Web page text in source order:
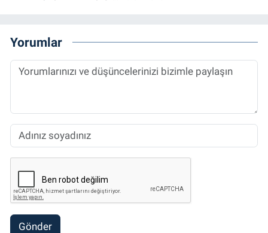
Yorumlar
Gönder